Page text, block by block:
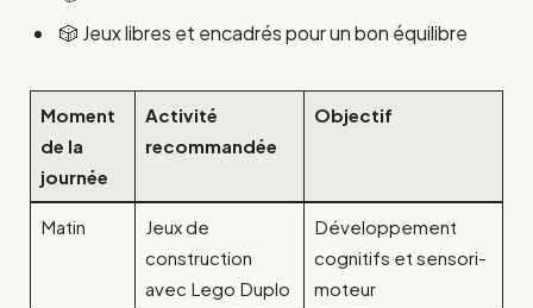
🎲 Jeux libres et encadrés pour un bon équilibre
Moment
de la
journée
Activité
recommandée
Objectif
Matin
Jeux de
construction
avec Lego Duplo
Développement
cognitifs et sensori-
moteur